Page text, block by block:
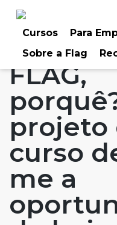
Cursos Para
Sobre a Flag
Blog
FLAG: Porquê?
FLAG,
projeto
curso
me a